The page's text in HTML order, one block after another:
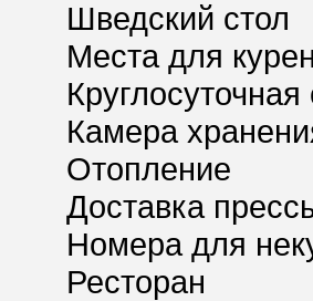
Шведский стол
Места для
Камера
Отопление
Доставка
Номера для
Ресторан